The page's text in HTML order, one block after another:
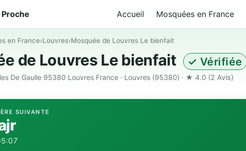
Accueil Mosquées en France
en France›Louvres›Mosquée de Louvres Le bienfait
de Louvres Le bienfait ✓ Vérifiée
De Gaulle 95380 Louvres France · Louvres (95380) · ★ 4.0 (2 Avis)
SUIVANTE